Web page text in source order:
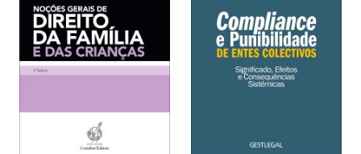
ADICIONAR